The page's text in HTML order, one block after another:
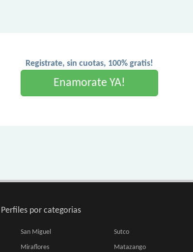
Registrate, sin cuotas, 100% gratis!
Enamorate YA!
Perfiles por categorias
San Miguel Sutco
Miraflores Matazango